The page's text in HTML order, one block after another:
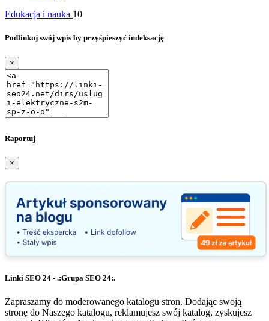
Edukacja i nauka 10
Podlinkuj swój wpis by przyśpieszyć indeksację
×
Raportuj
×
Linki SEO 24 - .:Grupa SEO 24:.
Zapraszamy do moderowanego katalogu stron. Dodając swoją
stronę do Naszego katalogu, reklamujesz swój katalog, zyskujesz